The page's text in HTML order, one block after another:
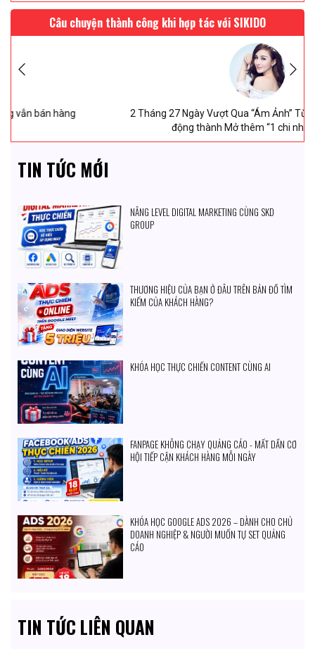
vấn...8/8/2026
Chị Uyên thiết kế web saloc tóc tại SIKIDO ngày8/8/2026
Anh Hùng sử dụng dịch vụ thiết kế web trọn gói với SIKIDO
ngày
Câu chuyện thành công khi hợp tác với SIKIDO
2 Tháng 27 Ngày Vượt Qua “Ám Ảnh” Từ Ý định dừng hoạt
động thành Mở thêm “1 chi nhánh MỚI”
TIN TỨC MỚI
NÂNG LEVEL DIGITAL MARKETING CÙNG SKD
GROUP
THƯƠNG HIỆU CỦA BẠN Ở ĐÂU TRÊN BẢN ĐỒ TÌM
KIẾM CỦA KHÁCH HÀNG?
KHÓA HỌC THỰC CHIẾN CONTENT CÙNG AI
FANPAGE KHÔNG CHẠY QUẢNG CÁO - MẤT DẦN CƠ
HỘI TIẾP CẬN KHÁCH HÀNG MỖI NGÀY
KHÓA HỌC GOOGLE ADS 2026 – DÀNH CHO CHỦ
DOANH NGHIỆP & NGƯỜI MUỐN TỰ SET QUẢNG
CÁO
TIN TỨC LIÊN QUAN